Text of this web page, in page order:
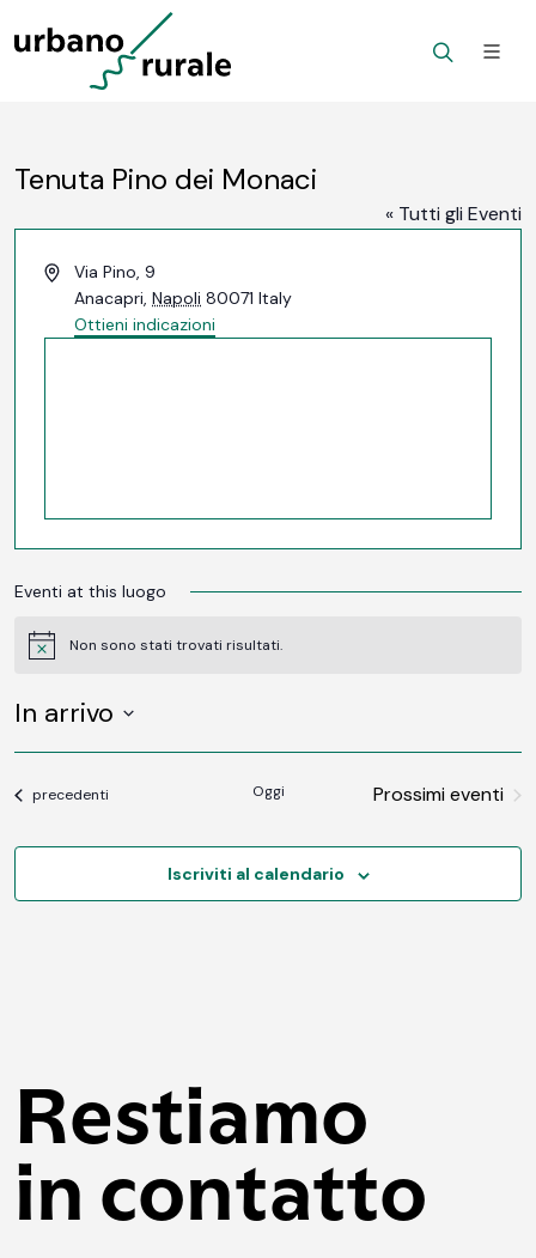
Tenuta Pino dei Monaci
« Tutti gli Eventi
IndirizzoVia Pino, 9
Anacapri, Napoli 80071 Italy
Ottieni indicazioni
Eventi at this luogo
NoticeNon sono stati trovati risultati.
In arrivo
DATA.
Eventi
precedenti Oggi Prossimi eventi
Iscriviti al calendario
Restiamo
in contatto